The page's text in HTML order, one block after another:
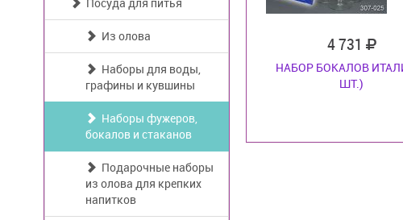
Из олова
Наборы для воды,
графины и кувшины
Наборы фужеров,
бокалов и стаканов
Подарочные наборы
из олова для крепких
напитков
4 731
НАБОР БОКАЛОВ
ШТ.)